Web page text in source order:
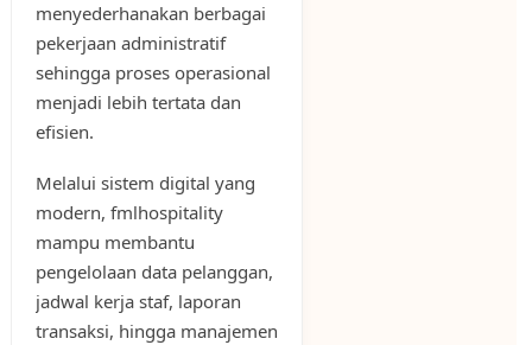
menyederhanakan berbagai
pekerjaan administratif
sehingga proses operasional
menjadi lebih tertata dan
efisien.
Melalui sistem digital yang
modern, fmlhospitality
mampu membantu
pengelolaan data pelanggan,
jadwal kerja staf, laporan
transaksi, hingga manajemen